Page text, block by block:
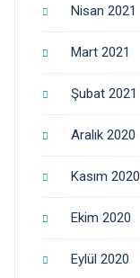
Nisan 2021
Mart 2021
Şubat 2021
Aralık 2020
Kasım 2020
Ekim 2020
Eylül 2020